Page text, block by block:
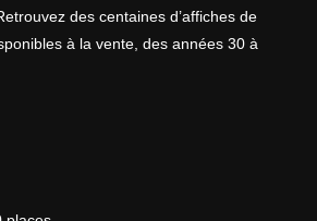
des centaines d’affiches de
à la vente, des années 30 à